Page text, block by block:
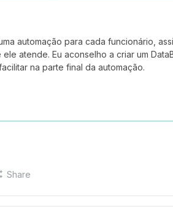
automação para cada funcionário,
atende. Eu aconselho a criar um
na parte final da automação.
Share